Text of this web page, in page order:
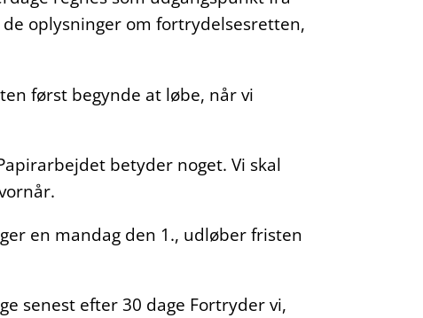
oplysninger om fortrydelsesretten,
først begynde at løbe, når vi
betyder noget. Vi skal
en mandag den 1., udløber fristen
senest efter 30 dage Fortryder vi,